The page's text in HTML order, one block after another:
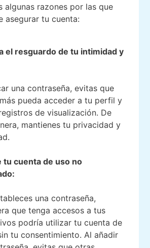
algunas razones por las que
asegurar tu cuenta:
el resguardo de tu intimidad y
una contraseña, evitas que
pueda acceder a tu perfil y
de visualización. De
mantienes tu privacidad y
tu cuenta de uso no
una contraseña,
que tenga accesos a tus
podría utilizar tu cuenta de
tu consentimiento. Al añadir